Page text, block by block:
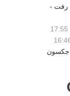
رفت -
جکسون